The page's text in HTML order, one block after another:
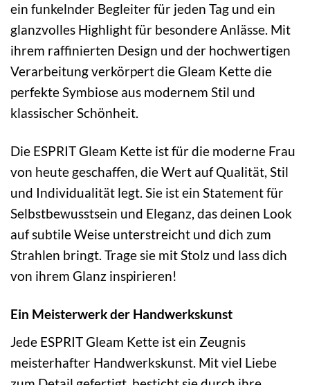
ein funkelnder Begleiter für jeden Tag und ein
glanzvolles Highlight für besondere Anlässe. Mit
ihrem raffinierten Design und der hochwertigen
Verarbeitung verkörpert die Gleam Kette die
perfekte Symbiose aus modernem Stil und
klassischer Schönheit.
Die ESPRIT Gleam Kette ist für die moderne Frau
von heute geschaffen, die Wert auf Qualität, Stil
und Individualität legt. Sie ist ein Statement für
Selbstbewusstsein und Eleganz, das deinen Look
auf subtile Weise unterstreicht und dich zum
Strahlen bringt. Trage sie mit Stolz und lass dich
von ihrem Glanz inspirieren!
Ein Meisterwerk der Handwerkskunst
Jede ESPRIT Gleam Kette ist ein Zeugnis
meisterhafter Handwerkskunst. Mit viel Liebe